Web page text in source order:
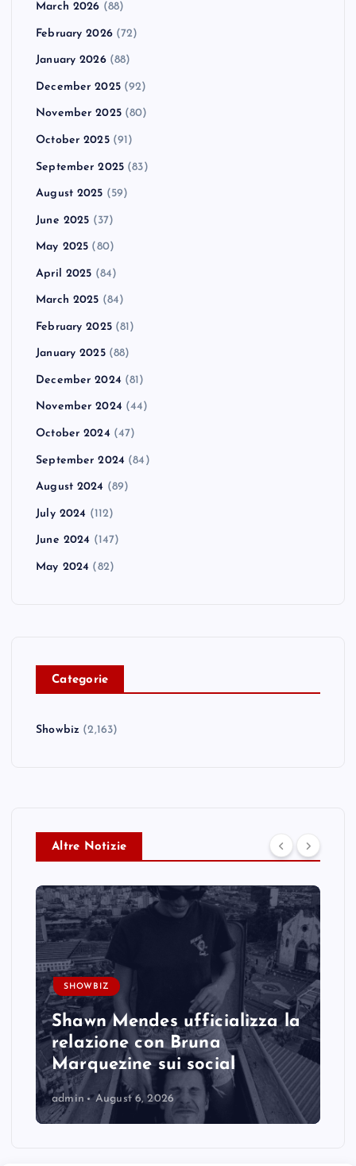
March 2026 (88)
February 2026(72)
January 2026(88)
December 2025(92)
November 2025(80)
October 2025(91)
September 2025 (83)
August 2025 (59)
June 2025 (37)
May 2025 (80)
April 2025 (84)
March 2025 (84)
February 2025(81)
January 2025(88)
December 2024 (81)
November 2024 (44)
October 2024 (47)
September 2024 (84)
August 2024 (89)
July 2024 (112)
June 2024 (147)
May 2024 (82)
Categorie
Showbiz (2,163)
Altre Notizie
SHOWBIZ
Shawn Mendes ufficializza la
relazione con Bruna
Marquezine sui social
admin August 6, 2026